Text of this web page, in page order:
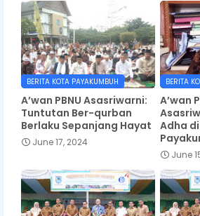
BERITA KOTA PAYAKUMBUH
A’wan PBNU Asasriwarni:
Tuntutan Ber-qurban
Berlaku Sepanjang Hayat
June 17, 2024
BERITA
A’wan
Adha
June